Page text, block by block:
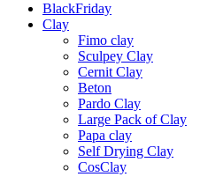
BlackFriday
Clay
Fimo clay
Sculpey Clay
Cernit Clay
Beton
Pardo Clay
Large Pack of Clay
Papa clay
Self Drying Clay
CosClay